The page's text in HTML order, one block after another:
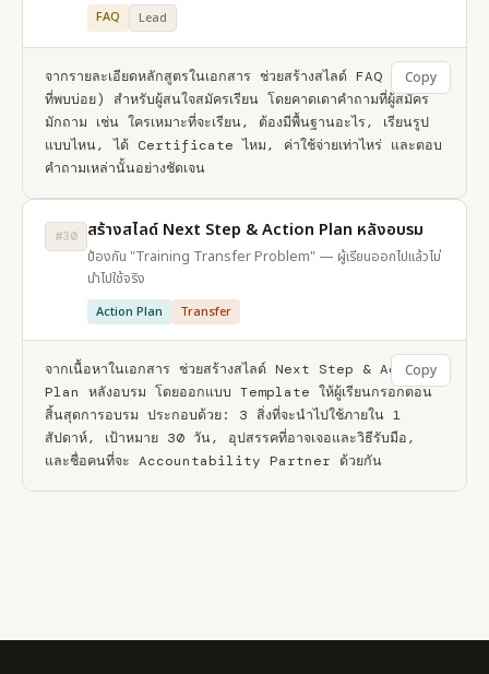
FAQ Lead
จากรายละเอียดหลักสูตรในเอกสาร ช่วยสร้างสไลด์ FAQ (คำถาม
ที่พบบ่อย) สำหรับผู้สนใจสมัครเรียน โดยคาดเดาคำถามที่ผู้สมัคร
มักถาม เช่น ใครเหมาะที่จะเรียน, ต้องมีพื้นฐานอะไร, เรียนรูป
แบบไหน, ได้ Certificate ไหม, ค่าใช้จ่ายเท่าไหร่ และตอบ
คำถามเหล่านั้นอย่างชัดเจน
Copy
#30 สร้างสไลด์ Next Step & Action Plan หลังอบรม
ป้องกัน "Training Transfer Problem" — ผู้เรียนออกไปแล้วไม่
นำไปใช้จริง
Action Plan Transfer
จากเนื้อหาในเอกสาร ช่วยสร้างสไลด์ Next Step & Action
Plan หลังอบรม โดยออกแบบ Template ให้ผู้เรียนกรอกตอน
สิ้นสุดการอบรม ประกอบด้วย: 3 สิ่งที่จะนำไปใช้ภายใน 1
สัปดาห์, เป้าหมาย 30 วัน, อุปสรรคที่อาจเจอและวิธีรับมือ,
และชื่อคนที่จะ Accountability Partner ด้วยกัน
Copy